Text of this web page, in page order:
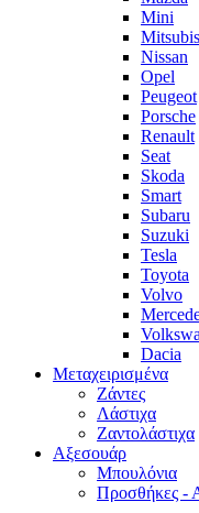
Mini
Nissan
Opel
Peugeot
Porsche
Renault
Seat
Skoda
Smart
Subaru
Suzuki
Tesla
Toyota
Volvo
Dacia
Μεταχειρισμένα
Zάντες
Λάστιχα
Ζαντολάστιχα
Αξεσουάρ
Μπουλόνια
Προσθήκες -